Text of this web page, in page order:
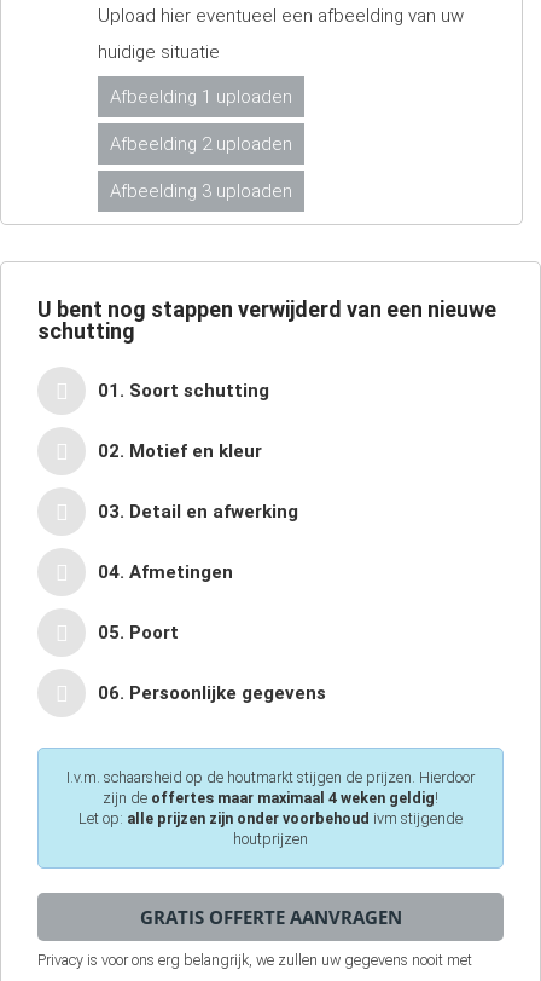
Upload hier eventueel een afbeelding van uw
huidige situatie
Afbeelding 1 uploaden
Afbeelding 2 uploaden
Afbeelding 3 uploaden
U bent nog stappen verwijderd van een nieuwe
schutting
01. Soort schutting
02. Motief en kleur
03. Detail en afwerking
04. Afmetingen
05. Poort
06. Persoonlijke gegevens
I.v.m. schaarsheid op de houtmarkt stijgen de prijzen. Hierdoor
zijn de offertes maar maximaal 4 weken geldig!
Let op: alle prijzen zijn onder voorbehoud ivm stijgende
houtprijzen
Privacy is voor ons erg belangrijk, we zullen uw gegevens nooit met